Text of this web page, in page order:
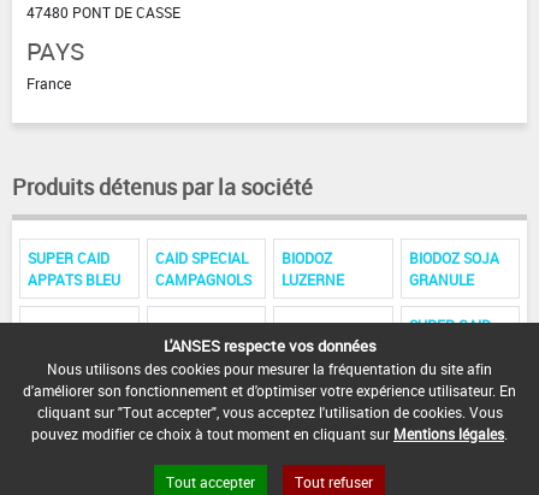
47480 PONT DE CASSE
PAYS
France
Produits détenus par la société
SUPER CAID
APPATS BLEU
CAID SPECIAL
CAMPAGNOLS
BIODOZ
LUZERNE
BIODOZ SOJA
GRANULE
SUPER CAID
SOLUTION 1%
UC 70 NC
SUPER CAID
%
L'ANSES respecte vos données
Nous utilisons des cookies pour mesurer la fréquentation du site afin
d'améliorer son fonctionnement et d'optimiser votre expérience utilisateur. En
cliquant sur "Tout accepter", vous acceptez l'utilisation de cookies. Vous
pouvez modifier ce choix à tout moment en cliquant sur Mentions légales
Tout accepter Tout refuser